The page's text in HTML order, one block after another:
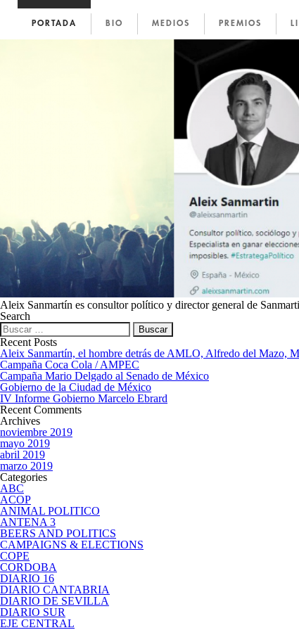
PORTADA BIO MEDIOS PREMIOS
ALEIX SANMARTÍN
|1 abril, 2019
Aleix Sanmartín es consultor político y director general de
Search
Buscar:
Recent Posts
Aleix Sanmartín, el hombre detrás de AMLO, Alfredo del Mazo,
Campaña Coca Cola / AMPEC
Campaña Mario Delgado al Senado de México
Gobierno de la Ciudad de México
IV Informe Gobierno Marcelo Ebrard
Recent Comments
Archives
noviembre 2019
mayo 2019
abril 2019
marzo 2019
Categories
ABC
ACOP
ANIMAL POLITICO
ANTENA 3
BEERS AND POLITICS
CAMPAIGNS & ELECTIONS
COPE
CORDOBA
DIARIO 16
DIARIO CANTABRIA
DIARIO DE SEVILLA
DIARIO SUR
EJE CENTRAL